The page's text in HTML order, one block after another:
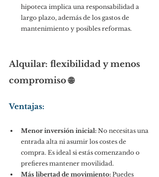
hipoteca implica una responsabilidad a
largo plazo, además de los gastos de
mantenimiento y posibles reformas.
Alquilar: flexibilidad y menos
compromiso 🌐
Ventajas:
Menor inversión inicial: No necesitas una
entrada alta ni asumir los costes de
compra. Es ideal si estás comenzando o
prefieres mantener movilidad.
Más libertad de movimiento: Puedes